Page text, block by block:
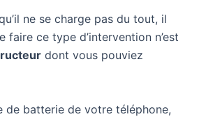
ne se charge pas du tout, il
ce type d’intervention n’est
dont vous pouviez
de batterie de votre téléphone,